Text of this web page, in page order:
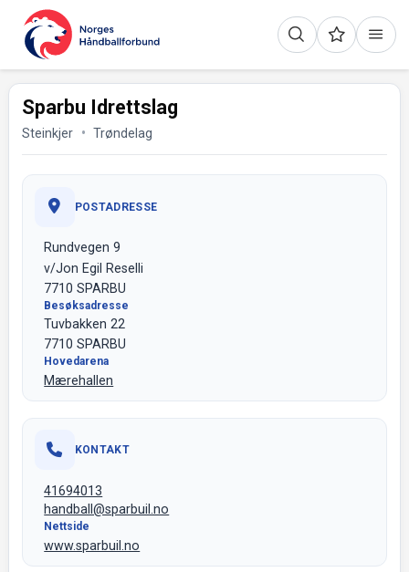
Sparbu Idrettslag
Steinkjer Trøndelag
POSTADRESSE
Rundvegen 9
v/Jon Egil Reselli
7710 SPARBU
Besøksadresse
Tuvbakken 22
7710 SPARBU
Hovedarena
Mærehallen
KONTAKT
41694013
handball@sparbuil.no
Nettside
www.sparbuil.no